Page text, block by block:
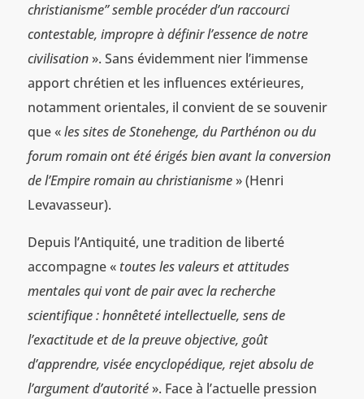
christianisme” semble procéder d’un raccourci
contestable, impropre à définir l’essence de notre
civilisation». Sans évidemment nier l’immense
apport chrétien et les influences extérieures,
notamment orientales, il convient de se souvenir
que «les sites de Stonehenge, du Parthénon ou du
forum romain ont été érigés bien avant la conversion
de l’Empire romain au christianisme» (Henri
Levavasseur).
Depuis l’Antiquité, une tradition de liberté
accompagne « toutes les valeurs et attitudes
mentales qui vont de pair avec la recherche
scientifique : honnêteté intellectuelle, sens de
l’exactitude et de la preuve objective, goût
d’apprendre, visée encyclopédique, rejet absolu de
l’argument d’autorité». Face à l’actuelle pression